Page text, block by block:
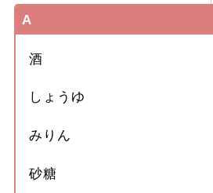
A
酒
しょうゆ
みりん
砂糖